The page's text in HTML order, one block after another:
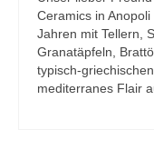
Ceramics in
Jahren mit Tellern,
Granatäpfeln,
typisch-
mediterranes Flair